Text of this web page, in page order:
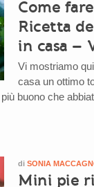
Come
Ricetta
in casa –
Vi mostriamo
casa un ottimo
più buono che
di SONIA
Mini pie